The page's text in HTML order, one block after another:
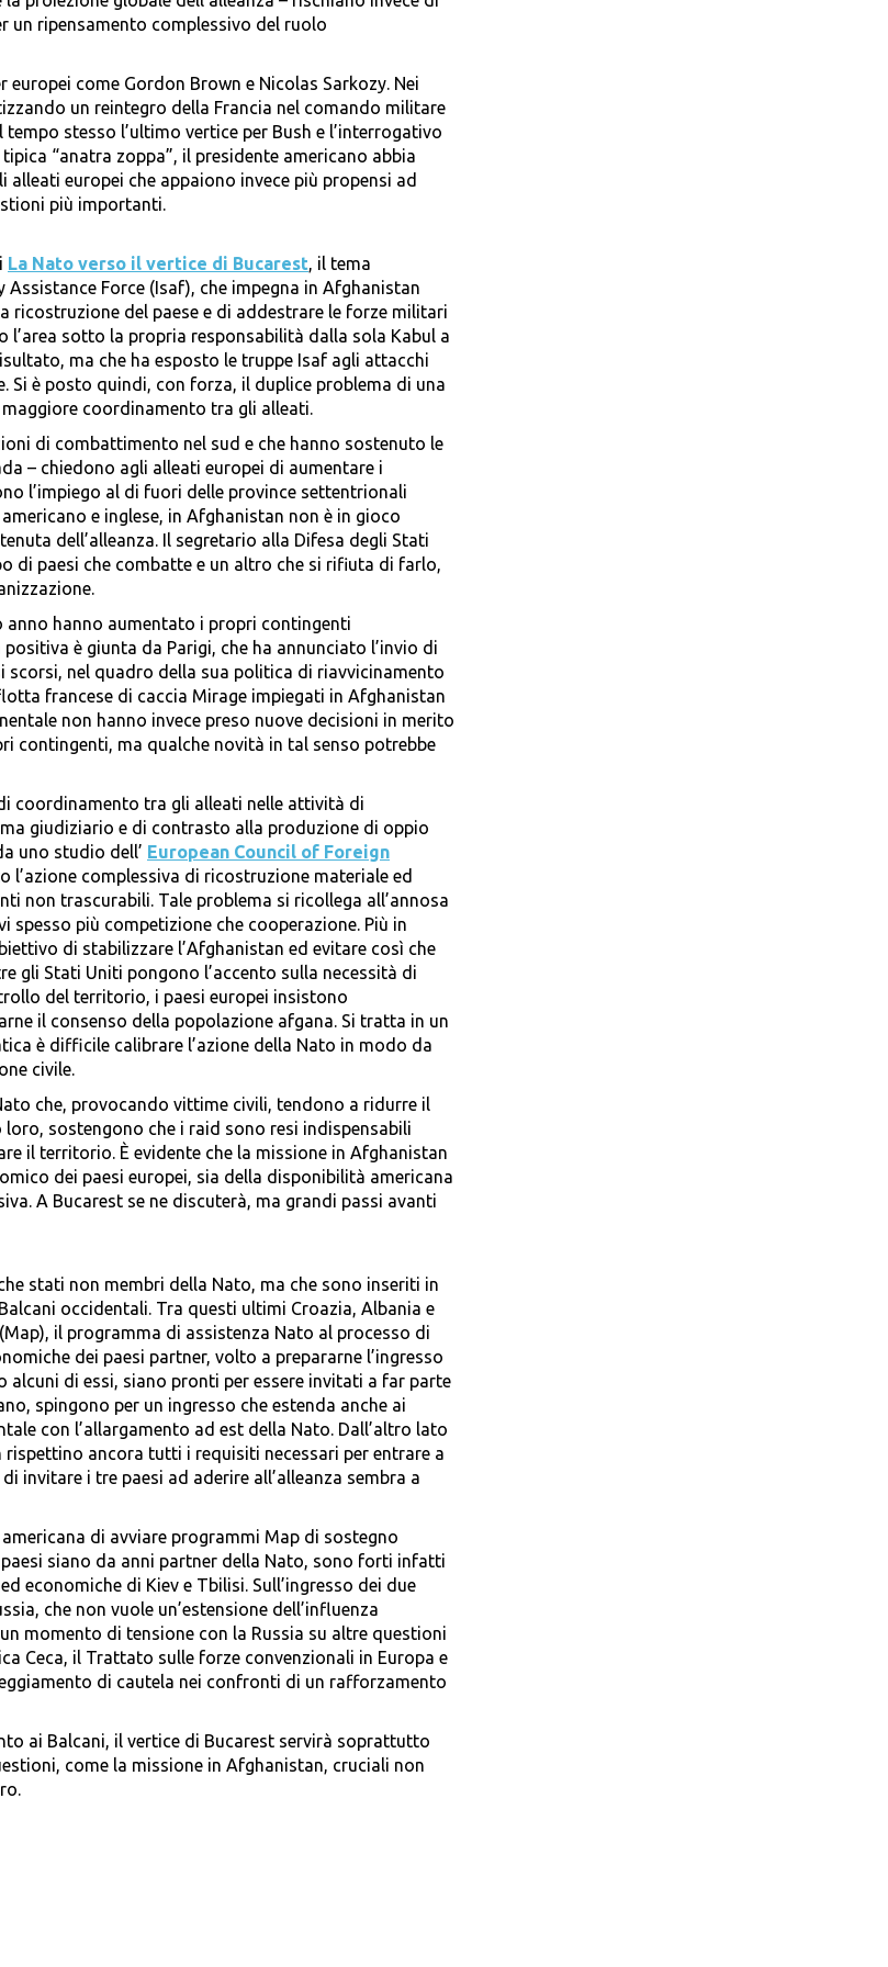
un ripensamento complessivo del ruolo
come Gordon Brown e Nicolas Sarkozy. Nei
un reintegro della Francia nel comando militare
stesso l’ultimo vertice per Bush e l’interrogativo
“anatra zoppa”, il presidente americano abbia
europei che appaiono invece più propensi ad
più importanti.
La Nato verso il vertice di Bucarest, il tema
Force (Isaf), che impegna in Afghanistan
ricostruzione del paese e di addestrare le forze militari
l’area sotto la propria responsabilità dalla sola Kabul a
ma che ha esposto le truppe Isaf agli attacchi
Si è posto quindi, con forza, il duplice problema di una
coordinamento tra gli alleati.
di combattimento nel sud e che hanno sostenuto le
– chiedono agli alleati europei di aumentare i
l’impiego al di fuori delle province settentrionali
e inglese, in Afghanistan non è in gioco
dell’alleanza. Il segretario alla Difesa degli Stati
di paesi che combatte e un altro che si rifiuta di farlo,
anno hanno aumentato i propri contingenti
è giunta da Parigi, che ha annunciato l’invio di
scorsi, nel quadro della sua politica di riavvicinamento
francese di caccia Mirage impiegati in Afghanistan
non hanno invece preso nuove decisioni in merito
contingenti, ma qualche novità in tal senso potrebbe
coordinamento tra gli alleati nelle attività di
giudiziario e di contrasto alla produzione di oppio
uno studio dell’ European Council of Foreign
complessiva di ricostruzione materiale ed
non trascurabili. Tale problema si ricollega all’annosa
più competizione che cooperazione. Più in
di stabilizzare l’Afghanistan ed evitare così che
gli Stati Uniti pongono l’accento sulla necessità di
del territorio, i paesi europei insistono
il consenso della popolazione afgana. Si tratta in un
è difficile calibrare l’azione della Nato in modo da
civile.
che, provocando vittime civili, tendono a ridurre il
sostengono che i raid sono resi indispensabili
il territorio. È evidente che la missione in Afghanistan
dei paesi europei, sia della disponibilità americana
A Bucarest se ne discuterà, ma grandi passi avanti
stati non membri della Nato, ma che sono inseriti in
occidentali. Tra questi ultimi Croazia, Albania e
il programma di assistenza Nato al processo di
dei paesi partner, volto a prepararne l’ingresso
alcuni di essi, siano pronti per essere invitati a far parte
spingono per un ingresso che estenda anche ai
con l’allargamento ad est della Nato. Dall’altro lato
ancora tutti i requisiti necessari per entrare a
invitare i tre paesi ad aderire all’alleanza sembra a
di avviare programmi Map di sostegno
siano da anni partner della Nato, sono forti infatti
economiche di Kiev e Tbilisi. Sull’ingresso dei due
che non vuole un’estensione dell’influenza
momento di tensione con la Russia su altre questioni
Ceca, il Trattato sulle forze convenzionali in Europa e
di cautela nei confronti di un rafforzamento
ai Balcani, il vertice di Bucarest servirà soprattutto
come la missione in Afghanistan, cruciali non